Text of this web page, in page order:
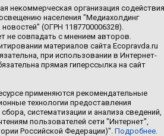
некоммерческая организация содействия
населения "Медиахолдинг
(ОГРН 1187700006328).
не совпадать с мнением авторов.
материалов сайта Ecopravda.ru
при использовании в Интернет-
прямая гиперссылка на сайт
применяются рекомендательные
технологии предоставления
систематизации и анализа сведений,
пользователей сети "Интернет",
Российской Федерации)". Подробнее.